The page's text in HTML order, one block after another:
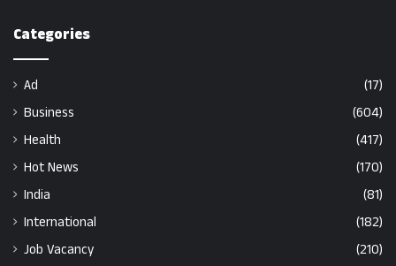
Categories
Ad
(17)
Business
(604)
Health
(417)
Hot News
(170)
India
(81)
International
(182)
Job Vacancy
(210)